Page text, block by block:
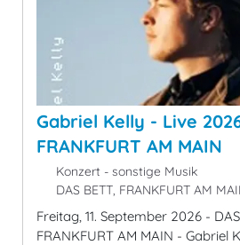
Gabriel Kelly - Live
FRANKFURT AM MAIN
Konzert - sonstige Musik
DAS BETT, FRANKFURT AM
Freitag, 11. September 2026 -
FRANKFURT AM MAIN - Gabriel